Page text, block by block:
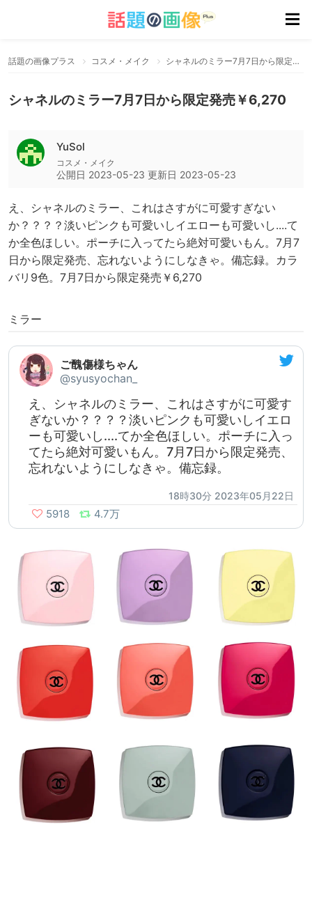
話題の画像プラス コスメ・メイク シャネルのミラー7月7日から限定発売￥6,270
シャネルのミラー7月7日から限定発売￥6,270
YuSol
コスメ・メイク
公開日 2023-05-23 更新日 2023-05-23
え、シャネルのミラー、これはさすがに可愛すぎない
か？？？？淡いピンクも可愛いしイエローも可愛いし....て
か全色ほしい。ポーチに入ってたら絶対可愛いもん。7月7
日から限定発売、忘れないようにしなきゃ。備忘録。カラ
バリ9色。7月7日から限定発売￥6,270
ミラー
ご醜傷様ちゃん
@syusyochan_
え、シャネルのミラー、これはさすがに可愛す
ぎないか？？？？淡いピンクも可愛いしイエロ
ーも可愛いし....てか全色ほしい。ポーチに入っ
てたら絶対可愛いもん。7月7日から限定発売、
忘れないようにしなきゃ。備忘録。
18時30分 2023年05月22日
5918 4.7万